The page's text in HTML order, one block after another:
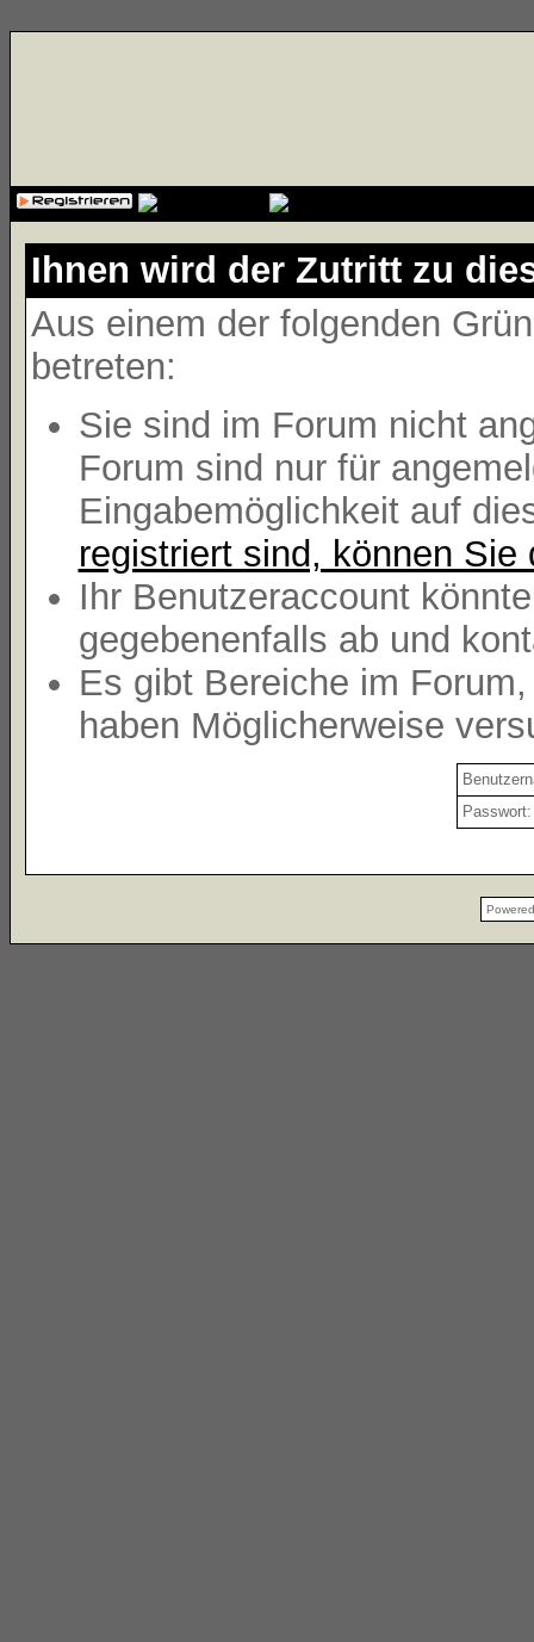
Ihnen wird der Zutritt zu
Aus einem der folgenden
betreten:
Sie sind im Forum nicht
Forum sind nur für
Eingabemöglichkeit auf
registriert sind, können Sie
Ihr Benutzeraccount
gegebenenfalls ab und
Es gibt Bereiche im
haben Möglicherweise
Passwort: